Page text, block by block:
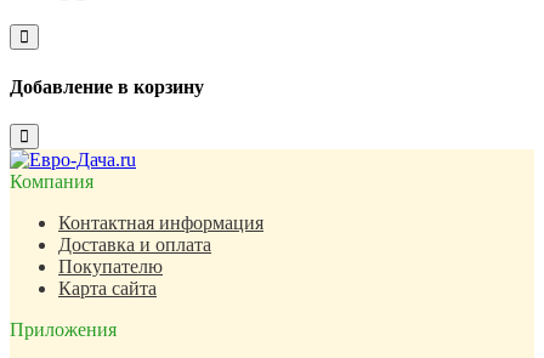
Добавление в корзину
Компания
Контактная информация
Доставка и оплата
Покупателю
Карта сайта
Приложения